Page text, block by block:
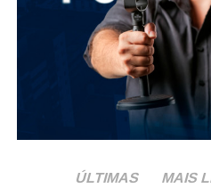
ÚLTIMAS MAIS